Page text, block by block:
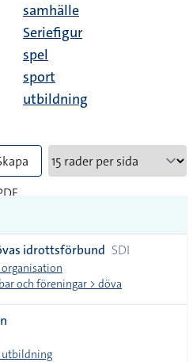
samhälle
Seriefigur
spel
sport
utbildning
idrottsförbund SDI
organisation
och föreningar > döva
utbildning